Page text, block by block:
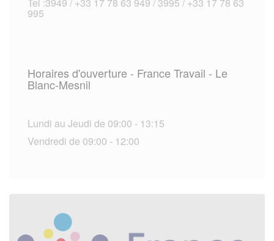
995
Horaires d'ouverture - France Travail - Le
Blanc-Mesnil
Lundi au Jeudi de 09:00 - 13:15
Vendredi de 09:00 - 12:00